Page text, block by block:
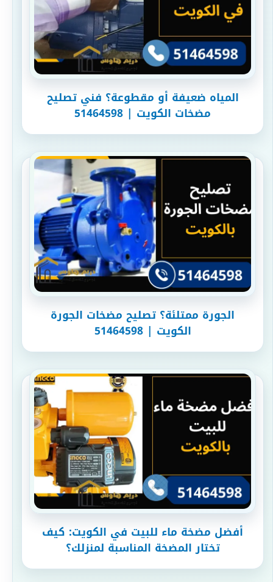
المياه ضعيفة أو مقطوعة؟ فني تصليح
مضخات الكويت | 51464598
الجورة ممتلئة؟ تصليح مضخات الجورة
الكويت | 51464598
أفضل مضخة ماء للبيت في الكويت: كيف
تختار المضخة المناسبة لمنزلك؟